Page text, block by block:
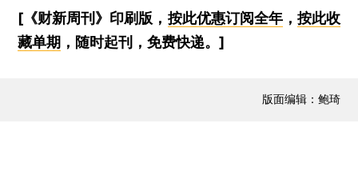
[《财新周刊》印刷版， 按此优惠订阅全年， 按此收
藏单期 ，随时起刊，免费快递。]
版面编辑：鲍琦